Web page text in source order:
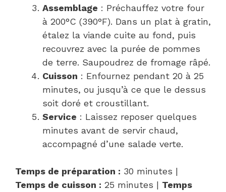
Assemblage : Préchauffez votre four
à 200°C (390°F). Dans un plat à gratin,
étalez la viande cuite au fond, puis
recouvrez avec la purée de pommes
de terre. Saupoudrez de fromage râpé.
Cuisson : Enfournez pendant 20 à 25
minutes, ou jusqu’à ce que le dessus
soit doré et croustillant.
Service : Laissez reposer quelques
minutes avant de servir chaud,
accompagné d’une salade verte.
Temps de préparation : 30 minutes |
Temps de cuisson : 25 minutes | Temps